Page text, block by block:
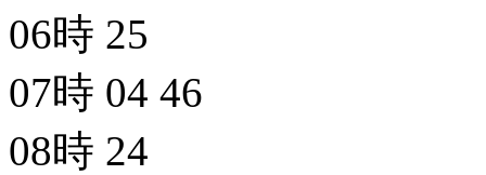
06時 25
07時 04 46
08時 24